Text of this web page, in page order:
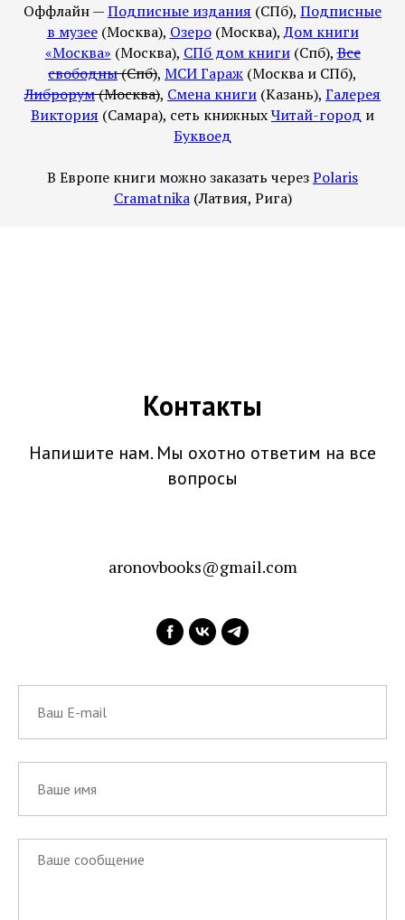
Оффлайн —Подписные издания (СПб), Подписные
в музее(Москва), Озеро(Москва),Дом книги
«Москва» (Москва), СПб дом книги(Спб),Все
свободны(Спб), МСИ Гараж (Москва и СПб),
Либрорум(Москва), Смена книги (Казань), Галерея
Виктория (Самара), сеть книжныхЧитай-город и
Буквоед
В Европе книги можно заказать черезPolaris
Cramatnika(Латвия, Рига)
Контакты
Напишите нам. Мы охотно ответим на все
вопросы
aronovbooks@gmail.com